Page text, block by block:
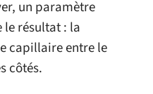
un paramètre
résultat : la
capillaire entre le
côtés.